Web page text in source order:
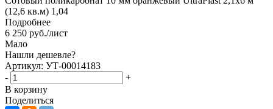
(12,6 кв.м) 1,04
Подробнее
6 250 руб./лист
Мало
Нашли дешевле?
Артикул: УТ-00014183
-
+
В корзину
Поделиться